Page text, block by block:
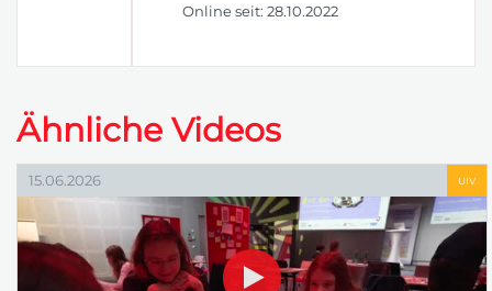
Online seit: 28.10.2022
Ähnliche Videos
15.06.2026 UIV